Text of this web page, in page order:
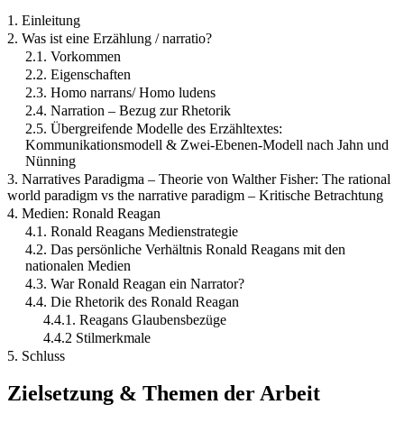
1. Einleitung
2. Was ist eine Erzählung / narratio?
2.1. Vorkommen
2.2. Eigenschaften
2.3. Homo narrans/ Homo ludens
2.4. Narration – Bezug zur Rhetorik
2.5. Übergreifende Modelle des Erzähltextes:
Kommunikationsmodell & Zwei-Ebenen-Modell nach Jahn und
Nünning
3. Narratives Paradigma – Theorie von Walther Fisher: The rational
world paradigm vs the narrative paradigm – Kritische Betrachtung
4. Medien: Ronald Reagan
4.1. Ronald Reagans Medienstrategie
4.2. Das persönliche Verhältnis Ronald Reagans mit den
nationalen Medien
4.3. War Ronald Reagan ein Narrator?
4.4. Die Rhetorik des Ronald Reagan
4.4.1. Reagans Glaubensbezüge
4.4.2 Stilmerkmale
5. Schluss
Zielsetzung & Themen der Arbeit